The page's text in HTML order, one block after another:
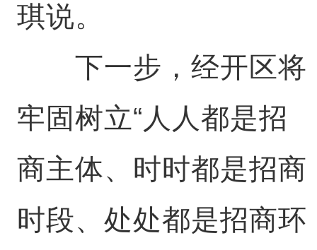
琪说。
下一步，经开区将
牢固树立“人人都是招
商主体、时时都是招商
时段、处处都是招商环